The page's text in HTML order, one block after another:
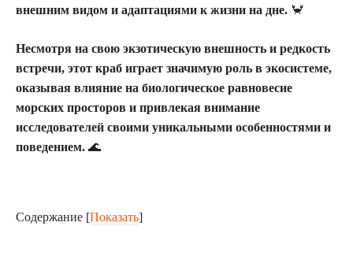
внешним видом и адаптациями к жизни на дне. 🦀
Несмотря на свою экзотическую внешность и редкость
встречи, этот краб играет значимую роль в экосистеме,
оказывая влияние на биологическое равновесие
морских просторов и привлекая внимание
исследователей своими уникальными особенностями и
поведением. 🌊
Содержание [Показать]